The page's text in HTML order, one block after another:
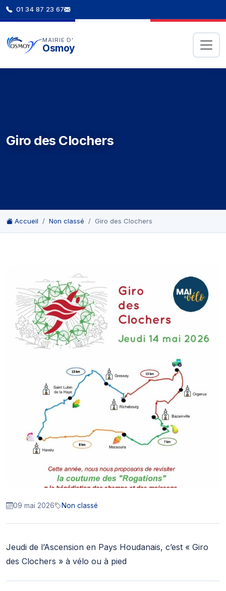
01 34 87 23 67
MAIRIE D'
Osmoy
Giro des Clochers
Accueil Non classé Giro des Clochers
09 mai 2026 Non classé
Jeudi de l’Ascension en Pays Houdanais, c’est « Giro
des Clochers » à vélo ou à pied